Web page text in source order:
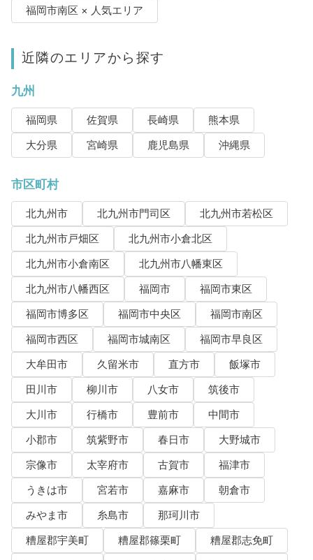
福岡市南区 × 人気エリア
近隣のエリアから探す
九州
福岡県 佐賀県 長崎県
熊本県
大分県
宮崎県 鹿児島県 沖縄県
市区町村
北九州市 北九州市門司区
北九州市若松区
北九州市戸畑区
北九州市小倉北区
北九州市小倉南区
北九州市八幡東区
北九州市八幡西区
福岡市
福岡市東区
福岡市博多区
福岡市中央区
福岡市南区
福岡市西区
福岡市城南区
福岡市早良区
大牟田市
久留米市 直方市
飯塚市
田川市
柳川市 八女市
筑後市
大川市
行橋市 豊前市
中間市
小郡市
筑紫野市 春日市
大野城市
宗像市
太宰府市 古賀市
福津市
うきは市
宮若市 嘉麻市
朝倉市
みやま市
糸島市
那珂川市
糟屋郡宇美町
糟屋郡篠栗町
糟屋郡志免町